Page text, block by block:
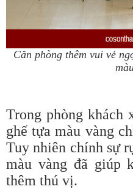
Căn phòng thêm vui vẻ
Trong phòng khách
ghế tựa màu vàng
Tuy nhiên chính sự
màu vàng đã giúp
thêm thú vị.